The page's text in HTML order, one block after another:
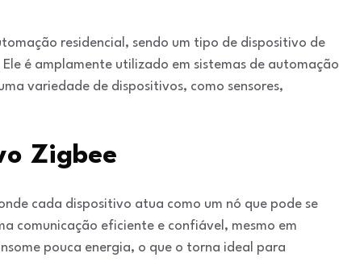
residencial, sendo um tipo de dispositivo de
é amplamente utilizado em sistemas de automação
variedade de dispositivos, como sensores,
Zigbee
cada dispositivo atua como um nó que pode se
comunicação eficiente e confiável, mesmo em
pouca energia, o que o torna ideal para